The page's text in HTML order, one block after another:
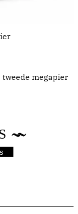
tweede megapier